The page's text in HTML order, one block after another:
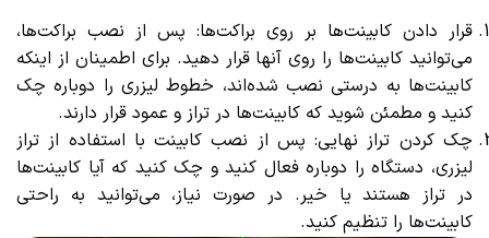
قرار دادن کابینت‌ها بر روی براکت‌ها: پس از نصب براکت‌ها،
می‌توانید کابینت‌ها را روی آنها قرار دهید. برای اطمینان از اینکه
کابینت‌ها به درستی نصب شده‌اند، خطوط لیزری را دوباره چک
کنید و مطمئن شوید که کابینت‌ها در تراز و عمود قرار دارند.
چک کردن تراز نهایی: پس از نصب کابینت با استفاده از تراز
لیزری، دستگاه را دوباره فعال کنید و چک کنید که آیا کابینت‌ها
در تراز هستند یا خیر. در صورت نیاز، می‌توانید به راحتی
کابینت‌ها را تنظیم کنید.